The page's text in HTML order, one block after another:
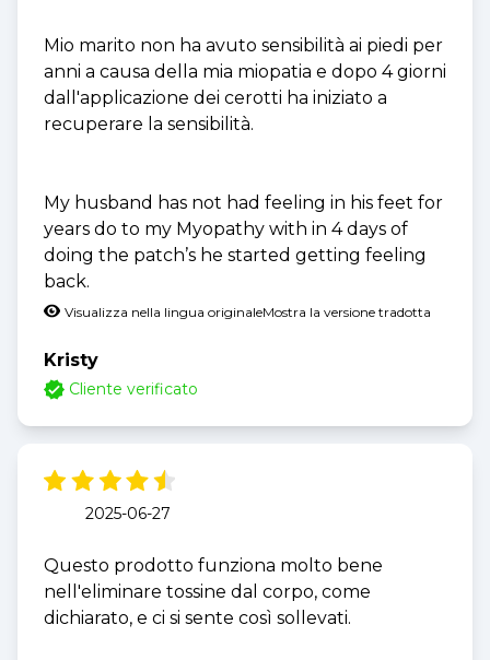
Mio marito non ha avuto sensibilità ai piedi per
anni a causa della mia miopatia e dopo 4 giorni
dall'applicazione dei cerotti ha iniziato a
recuperare la sensibilità.
My husband has not had feeling in his feet for
years do to my Myopathy with in 4 days of
doing the patch’s he started getting feeling
back.
Visualizza nella lingua originaleMostra la versione tradotta
Kristy
Cliente verificato
2025-06-27
Questo prodotto funziona molto bene
nell'eliminare tossine dal corpo, come
dichiarato, e ci si sente così sollevati.